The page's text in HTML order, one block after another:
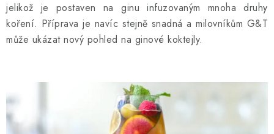
jelikož je postaven na ginu infuzovaným mnoha druhy
koření. Příprava je navíc stejně snadná a milovníkům G&T
může ukázat nový pohled na ginové koktejly.